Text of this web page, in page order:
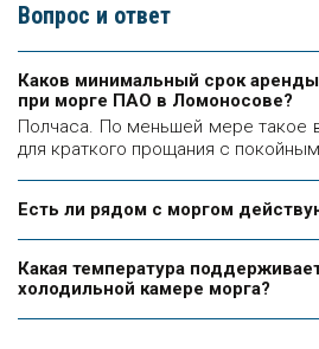
Вопрос и ответ
Каков минимальный срок аренды
при морге ПАО в Ломоносове?
Полчаса. По меньшей мере такое
для краткого прощания с
Есть ли рядом с моргом
Какая температура
холодильной камере морга?